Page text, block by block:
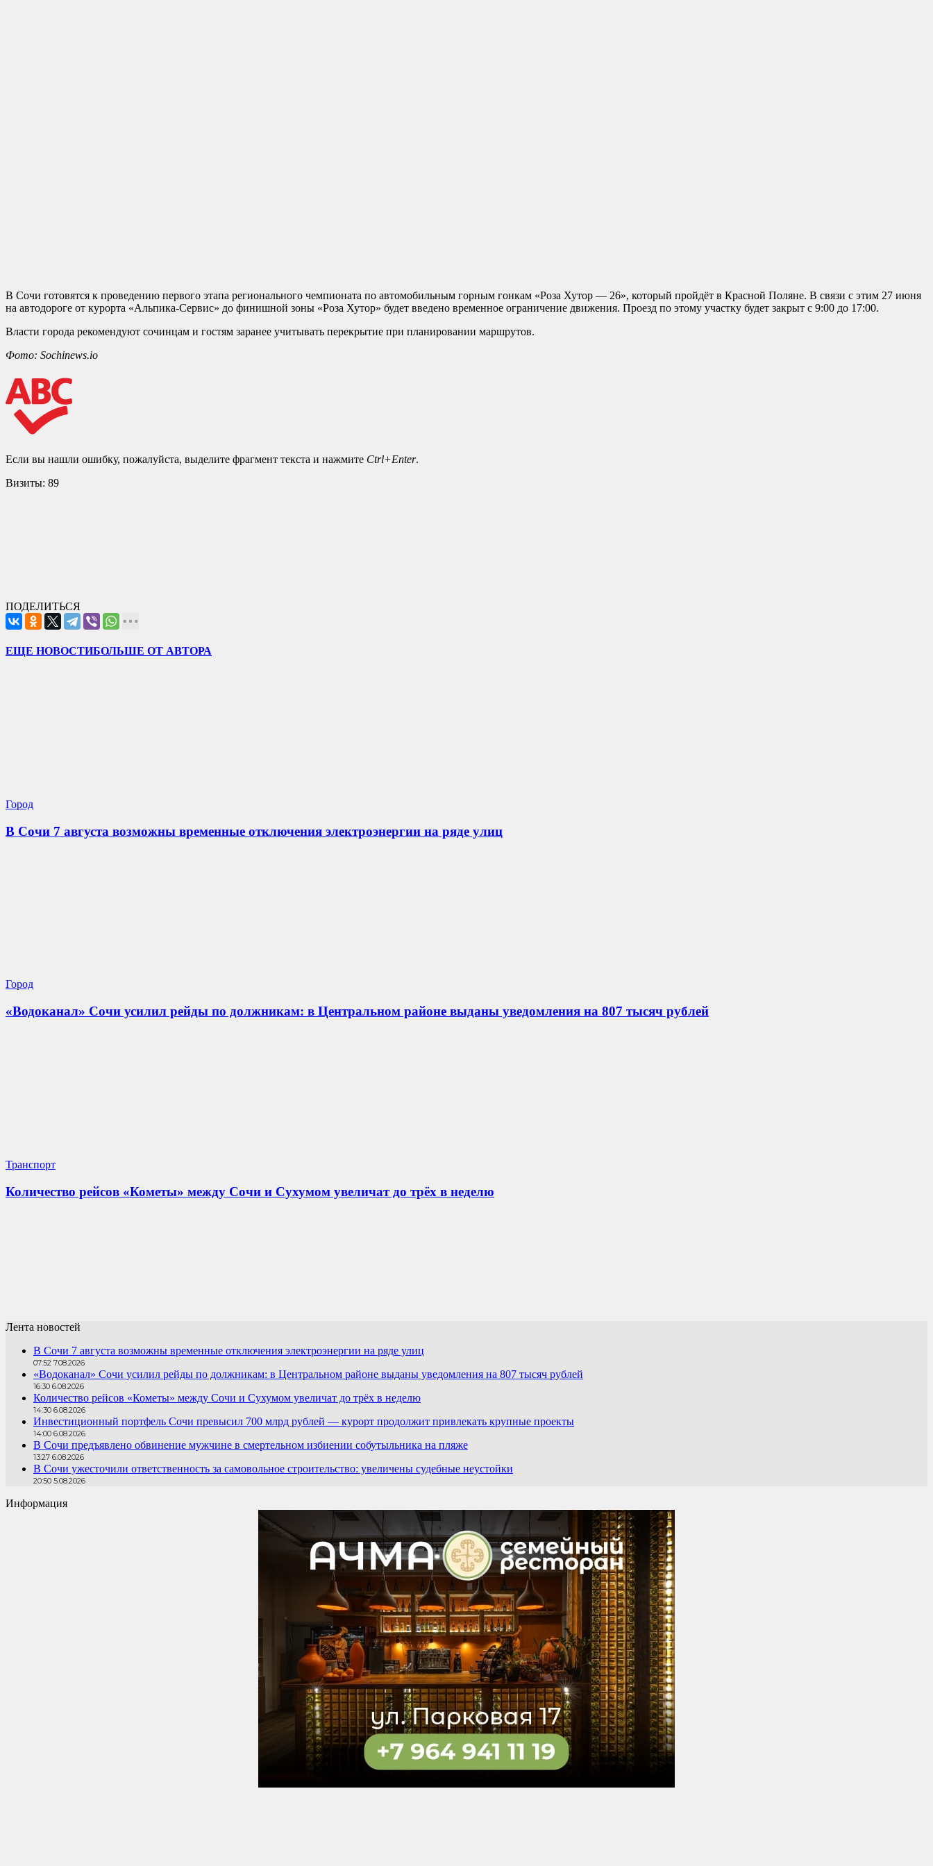
В Сочи готовятся к проведению первого этапа регионального чемпионата по автомобильным горным гонкам «Роза Хутор — 26», который пройдёт в Красной Поляне. В связи с этим 27 июня
на автодороге от курорта «Альпика-Сервис» до финишной зоны «Роза Хутор» будет введено временное ограничение движения. Проезд по этому участку будет закрыт с 9:00 до 17:00.
Власти города рекомендуют сочинцам и гостям заранее учитывать перекрытие при планировании маршрутов.
Фото: Sochinews.io
Если вы нашли ошибку, пожалуйста, выделите фрагмент текста и нажмите Ctrl+Enter.
Визиты: 89
ПОДЕЛИТЬСЯ
ЕЩЕ НОВОСТИБОЛЬШЕ ОТ АВТОРА
Город
В Сочи 7 августа возможны временные отключения электроэнергии на ряде улиц
Город
«Водоканал» Сочи усилил рейды по должникам: в Центральном районе выданы уведомления на 807 тысяч рублей
Транспорт
Количество рейсов «Кометы» между Сочи и Сухумом увеличат до трёх в неделю
Лента новостей
В Сочи 7 августа возможны временные отключения электроэнергии на ряде улиц
07:52 7.08.2026
«Водоканал» Сочи усилил рейды по должникам: в Центральном районе выданы уведомления на 807 тысяч рублей
16:30 6.08.2026
Количество рейсов «Кометы» между Сочи и Сухумом увеличат до трёх в неделю
14:30 6.08.2026
Инвестиционный портфель Сочи превысил 700 млрд рублей — курорт продолжит привлекать крупные проекты
14:00 6.08.2026
В Сочи предъявлено обвинение мужчине в смертельном избиении собутыльника на пляже
13:27 6.08.2026
В Сочи ужесточили ответственность за самовольное строительство: увеличены судебные неустойки
20:50 5.08.2026
Информация